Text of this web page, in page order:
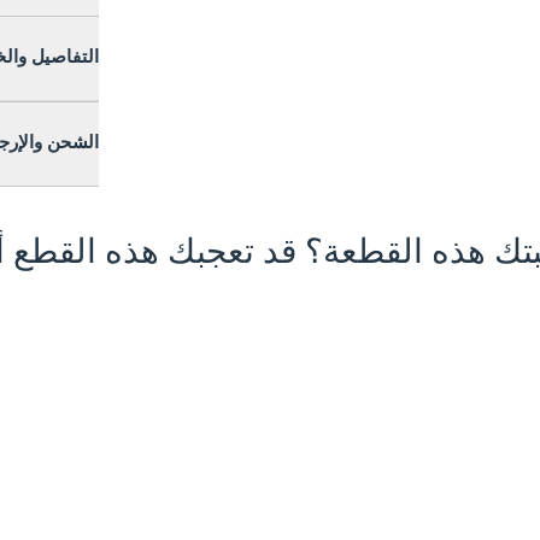
التفاصيل
الشحن
هذه القطعة؟ قد تعجبك هذه القطع